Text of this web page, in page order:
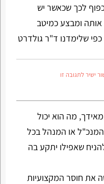
לכך שכאשר יש
ומבצע כמיטב
שלימדנו ד"ר גולדרט
ישיר לתגובה זו
מה הוא יכול
או המנהל בכל
שאפילו יתקע בה
את חוסר המקצועיות